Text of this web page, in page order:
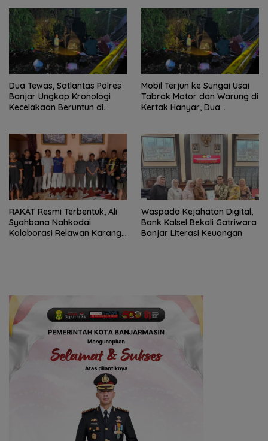
Dua Tewas, Satlantas Polres
Banjar Ungkap Kronologi
Kecelakaan Beruntun di
Mobil Terjun ke Sungai Usai
Tabrak Motor dan Warung di
Kertak Hanyar, Dua
RAKAT Resmi Terbentuk, Ali
Syahbana Nahkodai
Kolaborasi Relawan Karang
Waspada Kejahatan Digital,
Bank Kalsel Bekali Gatriwara
Banjar Literasi Keuangan